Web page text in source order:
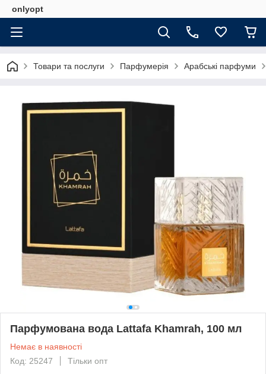
onlyopt
Товари та послуги Парфумерія Арабські парфуми
Парфумована вода Lattafa Khamrah, 100 мл
Немає в наявності
Код: 25247
Тільки опт